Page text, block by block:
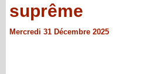
suprême
Mercredi 31 Décembre 2025